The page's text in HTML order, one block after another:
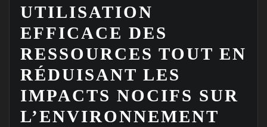
UTILISATION
EFFICACE DES
RESSOURCES TOUT EN
RÉDUISANT LES
IMPACTS NOCIFS SUR
L’ENVIRONNEMENT